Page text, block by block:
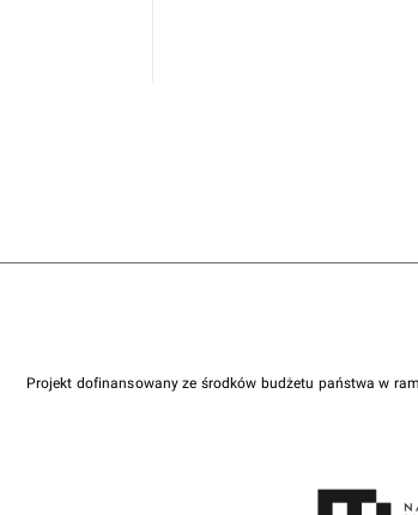
Projekt dofinansowany ze środków budżetu państwa w